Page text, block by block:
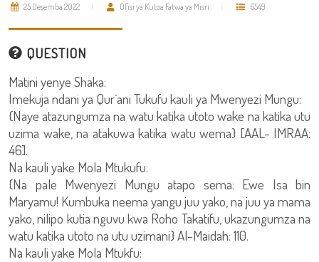
25 Desemba 2022 Ofisi ya Kutoa Fatwa ya Misri 6549
QUESTION
Matini yenye Shaka:
Imekuja ndani ya Qur`ani Tukufu kauli ya Mwenyezi Mungu:
{Naye atazungumza na watu katika utoto wake na katika utu
uzima wake, na atakuwa katika watu wema} [AAL- IMRAA:
46].
Na kauli yake Mola Mtukufu:
{Na pale Mwenyezi Mungu atapo sema: Ewe Isa bin
Maryamu! Kumbuka neema yangu juu yako, na juu ya mama
yako, nilipo kutia nguvu kwa Roho Takatifu, ukazungumza na
watu katika utoto na utu uzimani} Al-Maidah: 110.
Na kauli yake Mola Mtukfu: